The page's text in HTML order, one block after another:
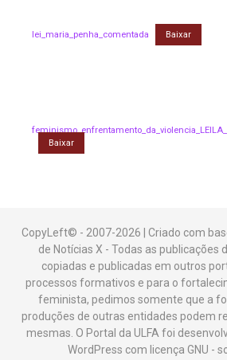
lei_maria_penha_comentada Baixar
Baixar
CopyLeft© - 2007-2026 | Criado com
de Notícias X - Todas as publicações
copiadas e publicadas em outros
processos formativos e para o
feminista, pedimos somente que a
produções de outras entidades podem
mesmas. O Portal da ULFA foi
WordPress com licença GNU -